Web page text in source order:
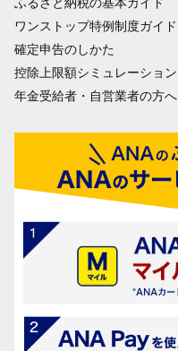
ワンストップ特例制度ガイド
確定申告のしかた
控除上限額シミュレーション
年金受給者・自営業者の方へ